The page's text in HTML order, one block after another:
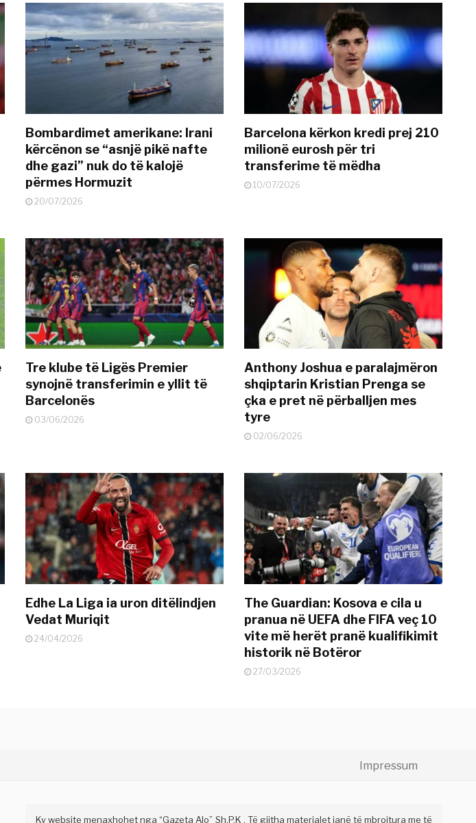
Bombardimet amerikane: Irani
kërcënon se “asnjë pikë nafte
dhe gazi” nuk do të kalojë
përmes Hormuzit
20/07/2026
Barcelona kërkon kredi prej 210
milionë eurosh për tri
transferime të mëdha
10/07/2026
Tre klube të Ligës Premier
synojnë transferimin e yllit të
Barcelonës
03/06/2026
Anthony Joshua e paralajmëron
shqiptarin Kristian Prenga se
çka e pret në përballjen mes
tyre
02/06/2026
Edhe La Liga ia uron ditëlindjen
Vedat Muriqit
24/04/2026
The Guardian: Kosova e cila u
pranua në UEFA dhe FIFA veç 10
vite më herët pranë kualifikimit
historik në Botëror
27/03/2026
Impressum
Ky website menaxhohet nga “Gazeta Alo” Sh.P.K . Të gjitha materialet janë të mbrojtura me të